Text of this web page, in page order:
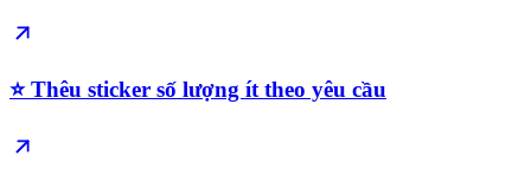
⭐️ Thêu sticker số lượng ít theo yêu cầu